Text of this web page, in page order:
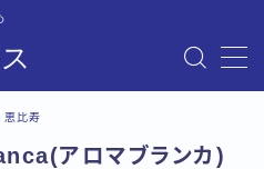
恵比寿
アロマブランカ)